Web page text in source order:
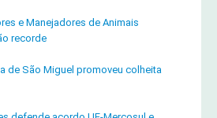
e Manejadores de Animais
recorde
de São Miguel promoveu colheita